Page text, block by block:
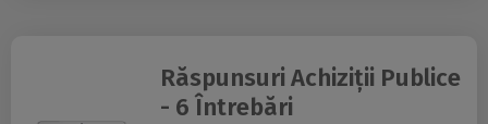
Răspunsuri Achiziții Publice
- 6 Întrebări